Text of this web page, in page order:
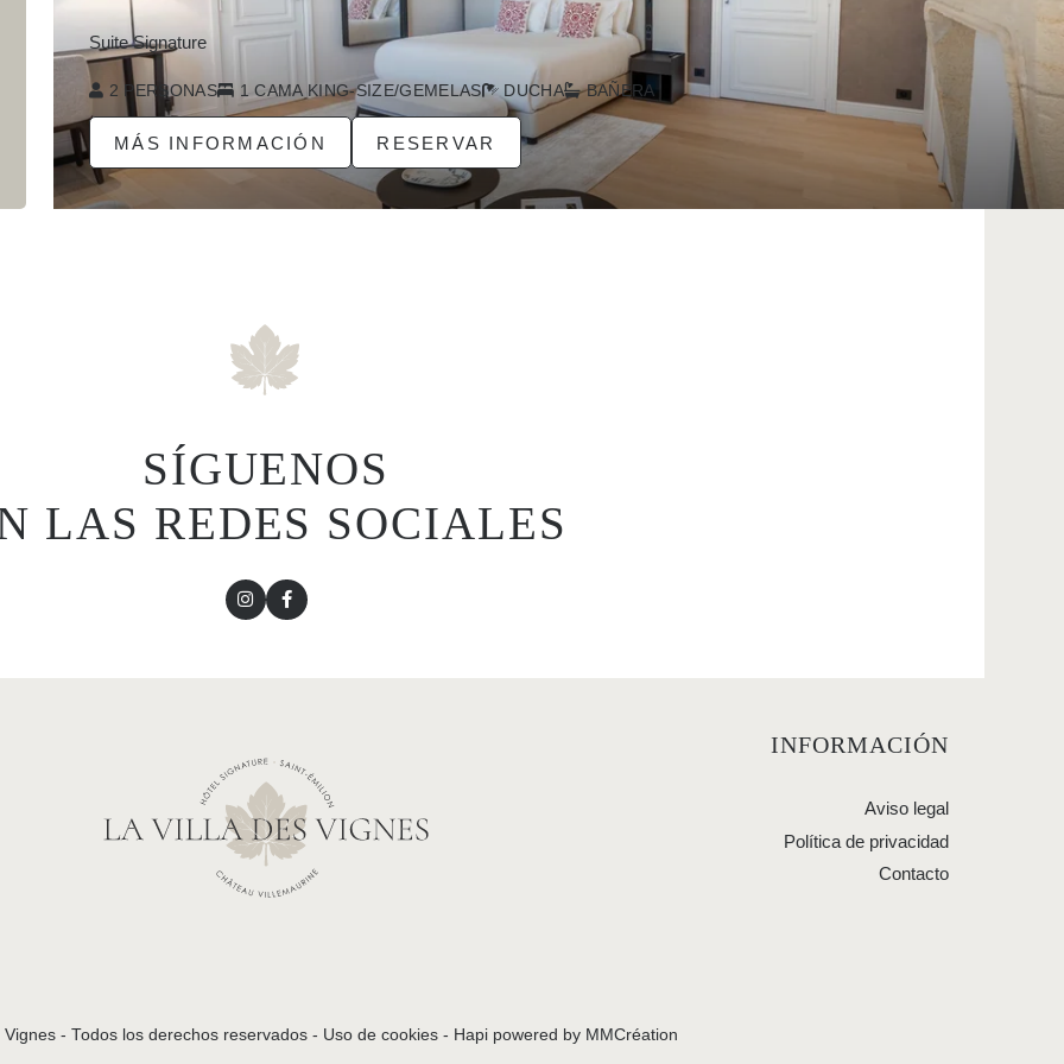
Suite Signature
2 PERSONAS 1 CAMA KING-SIZE/GEMELAS DUCHA BAÑERA
MÁS INFORMACIÓN RESERVAR
SÍGUENOS
LAS REDES SOCIALES
INFORMACIÓN
Aviso legal
Política de privacidad
Contacto
- Todos los derechos reservados - Uso de cookies - Hapi powered by MMCréation